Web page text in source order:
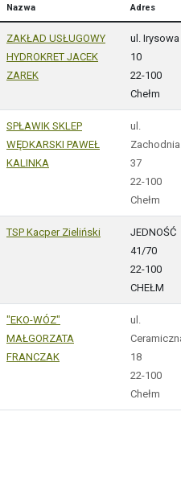
Nazwa Adres
ZAKŁAD USŁUGOWY
HYDROKRET JACEK
ZAREK
ul. Irysowa
10
22-100
Chełm
SPŁAWIK SKLEP
WĘDKARSKI PAWEŁ
KALINKA
ul.
Zachodnia
37
22-100
Chełm
TSP Kacper Zieliński
JEDNOŚĆ
41/70
22-100
CHEŁM
"EKO-WÓZ"
MAŁGORZATA
FRANCZAK
ul.
18
22-100
Chełm